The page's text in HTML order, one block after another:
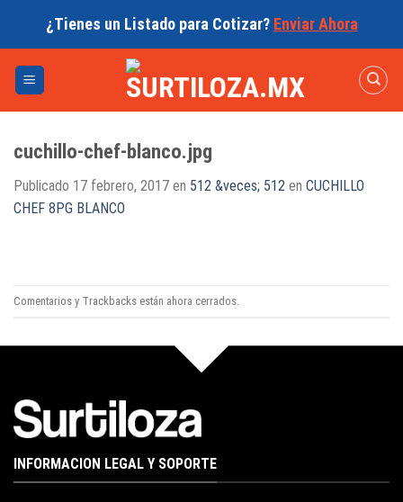
¿Tienes un Listado para Cotizar? Enviar Ahora
cuchillo-chef-blanco.jpg
Publicado 17 febrero, 2017 en 512 &veces; 512 en CUCHILLO
CHEF 8PG BLANCO
Comentarios y Trackbacks están ahora cerrados.
INFORMACION LEGAL Y SOPORTE